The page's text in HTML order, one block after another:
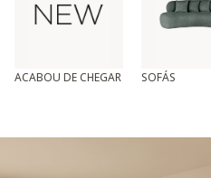
ACABOU DE CHEGAR SOFÁS